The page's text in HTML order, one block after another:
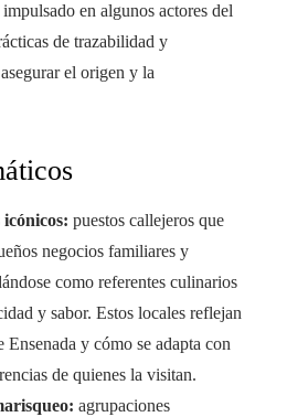
en algunos actores del
de trazabilidad y
el origen y la
puestos callejeros que
negocios familiares y
como referentes culinarios
y sabor. Estos locales reflejan
y cómo se adapta con
de quienes la visitan.
agrupaciones